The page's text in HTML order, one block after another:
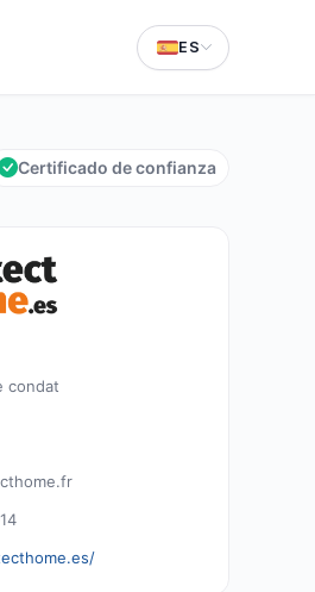
ES
Certificado de confianza
condat